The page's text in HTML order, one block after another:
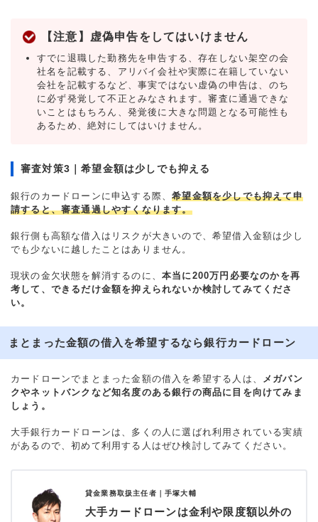
【注意】虚偽申告をしてはいけません
すでに退職した勤務先を申告する、存在しない架空の会
社名を記載する、アリバイ会社や実際に在籍していない
会社を記載するなど、事実ではない虚偽の申告は、のち
に必ず発覚して不正とみなされます。審査に通過できな
いことはもちろん、発覚後に大きな問題となる可能性も
あるため、絶対にしてはいけません。
審査対策3｜希望金額は少しでも抑える
銀行のカードローンに申込する際、希望金額を少しでも抑えて申
請すると、審査通過しやすくなります。
銀行側も高額な借入はリスクが大きいので、希望借入金額は少し
でも少ないに越したことはありません。
現状の金欠状態を解消するのに、 本当に200万円必要なのかを再
考して、できるだけ金額を抑えられないか検討してみてくださ
い。
まとまった金額の借入を希望するなら銀行カードローン
カードローンでまとまった金額の借入を希望する人は、
メガバン
クやネットバンクなど知名度のある銀行の商品に目を向けてみま
しょう。
大手銀行カードローンは、多くの人に選ばれ利用されている実績
があるので、初めて利用する人はぜひ検討してみてください。
貸金業務取扱主任者｜ 手塚大輔
大手カードローンは金利や限度額以外の